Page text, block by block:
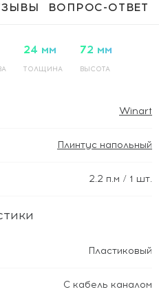
ВОПРОС-ОТВЕТ
24 мм
ТОЛЩИНА
72 мм
ВЫСОТА
Winart
Плинтус напольный
2.2 п.м / 1 шт.
Пластиковый
С кабель каналом